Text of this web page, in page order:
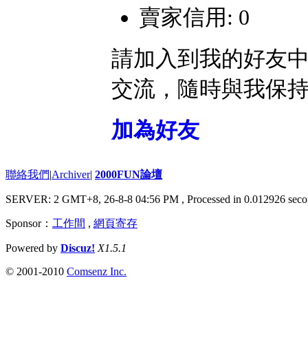
賣家信用: 0
請加入到我的好友
交流，隨時與我保
加為好友
聯絡我們|Archiver| 2000FUN論壇
SERVER: 2 GMT+8, 26-8-8 04:56 PM , Processed in 0.012926
Sponsor： 工作間 , 網頁寄存
Powered by Discuz! X1.5.1
© 2001-2010 Comsenz Inc.